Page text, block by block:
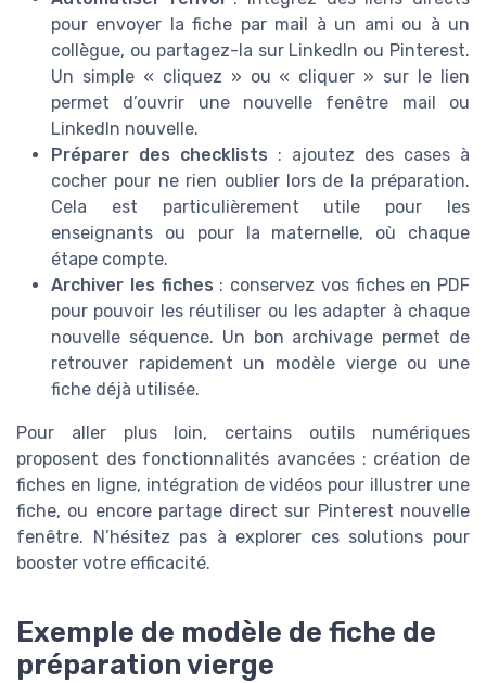
pour envoyer la fiche par mail à un ami ou à un
collègue, ou partagez-la sur LinkedIn ou Pinterest.
Un simple « cliquez » ou « cliquer » sur le lien
permet d’ouvrir une nouvelle fenêtre mail ou
LinkedIn nouvelle.
Préparer des checklists : ajoutez des cases à
cocher pour ne rien oublier lors de la préparation.
Cela est particulièrement utile pour les
enseignants ou pour la maternelle, où chaque
étape compte.
Archiver les fiches : conservez vos fiches en PDF
pour pouvoir les réutiliser ou les adapter à chaque
nouvelle séquence. Un bon archivage permet de
retrouver rapidement un modèle vierge ou une
fiche déjà utilisée.
Pour aller plus loin, certains outils numériques
proposent des fonctionnalités avancées : création de
fiches en ligne, intégration de vidéos pour illustrer une
fiche, ou encore partage direct sur Pinterest nouvelle
fenêtre. N’hésitez pas à explorer ces solutions pour
booster votre efficacité.
Exemple de modèle de fiche de
préparation vierge